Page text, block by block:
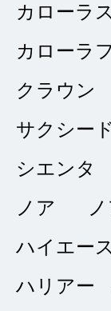
総合評
2023/
カローラ
カローラ
クラウン
サクシー
シエンタ
ノア
ハイエー
ハリアー